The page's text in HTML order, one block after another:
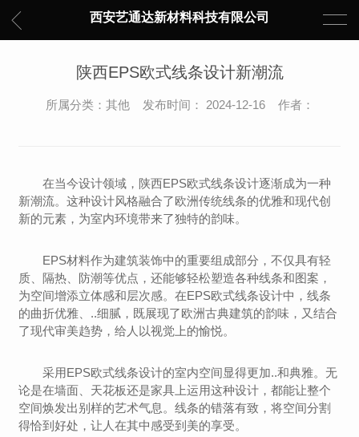
西安艺通达新材料科技有限公司
陕西EPS欧式线条设计新潮流
所属分类：其他 发布时间： 2024-12-16 作者：
在当今设计领域，陕西EPS欧式线条设计逐渐成为一种
新潮流。这种设计风格融合了欧洲传统线条的优雅和现代创
新的元素，为室内环境带来了独特的韵味。
EPS材料作为建筑装饰中的重要组成部分，不仅具有轻
质、隔热、防潮等优点，还能够轻松塑造各种线条和图案，
为空间增添立体感和层次感。在EPS欧式线条设计中，线条
的曲折优雅、..细腻，既展现了欧洲古典建筑的韵味，又结合
了现代审美趋势，给人以视觉上的愉悦。
采用EPS欧式线条设计的室内空间显得更加..和典雅。无
论是在墙面、天花板还是家具上运用这种设计，都能让整个
空间焕发出别样的艺术气息。线条的错落有致，将空间分割
得恰到好处，让人在其中感受到美的享受。